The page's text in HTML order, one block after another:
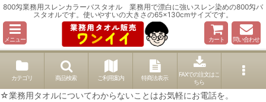
800匁業務用スレンカラーバスタオル 業務用で漂白に強いスレン染めの800匁バ
スタオルです。使いやすいの大きさの65×130cmサイズです。
メニュー カート 問い合わせ
カテゴリ 商品検索 ご利用案内 特商法表示
FAXでの注文はこ
ちら
☆業務用タオルについてわからないことはお気軽にお電話を。